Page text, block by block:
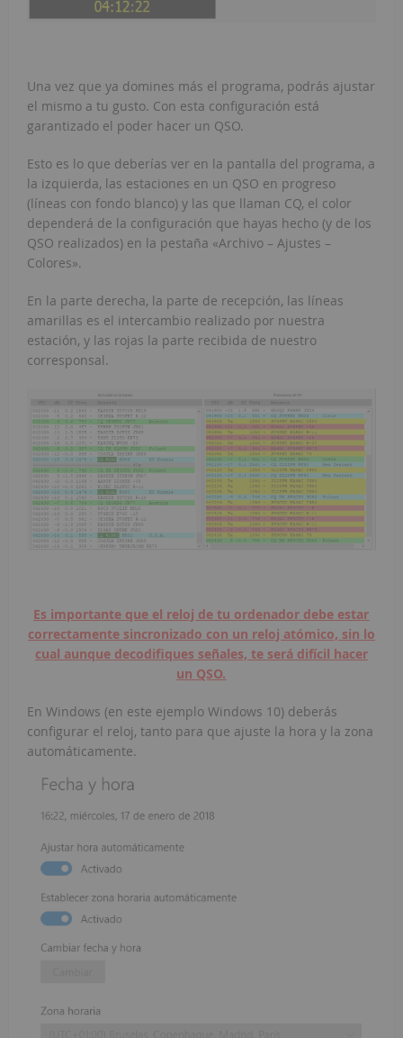
Una vez que ya domines más el programa, podrás ajustar
el mismo a tu gusto. Con esta configuración está
garantizado el poder hacer un QSO.
Esto es lo que deberías ver en la pantalla del programa, a
la izquierda, las estaciones en un QSO en progreso
(líneas con fondo blanco) y las que llaman CQ, el color
dependerá de la configuración que hayas hecho (y de los
QSO realizados) en la pestaña «Archivo – Ajustes –
Colores».
En la parte derecha, la parte de recepción, las líneas
amarillas es el intercambio realizado por nuestra
estación, y las rojas la parte recibida de nuestro
corresponsal.
Es importante que el reloj de tu ordenador debe estar
correctamente sincronizado con un reloj atómico, sin lo
cual aunque decodifiques señales, te será difícil hacer
un QSO.
En Windows (en este ejemplo Windows 10) deberás
configurar el reloj, tanto para que ajuste la hora y la zona
automáticamente.